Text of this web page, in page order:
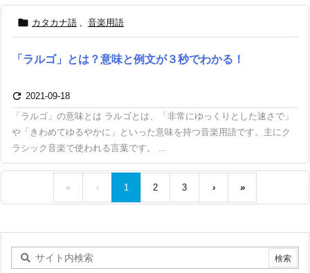
 カタカナ語 , 音楽用語
「ラルゴ」とは？意味と例文が３秒でわかる！
 2021-09-18
「ラルゴ」の意味とは ラルゴとは、「非常にゆっくりとした速さで」
や「きわめてゆるやかに」といった意味を持つ音楽用語です。主にク
ラシック音楽で使われる言葉です。 ...
« ‹ 1 2 3 › »